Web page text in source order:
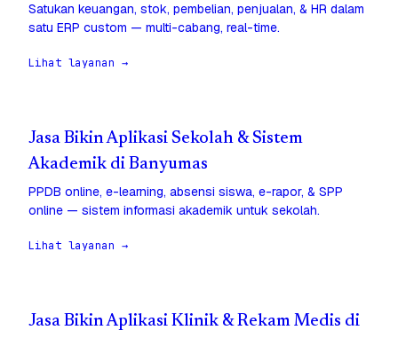
Satukan keuangan, stok, pembelian, penjualan, & HR dalam
satu ERP custom — multi-cabang, real-time.
Lihat layanan →
Jasa Bikin Aplikasi Sekolah & Sistem
Akademik di Banyumas
PPDB online, e-learning, absensi siswa, e-rapor, & SPP
online — sistem informasi akademik untuk sekolah.
Lihat layanan →
Jasa Bikin Aplikasi Klinik & Rekam Medis di